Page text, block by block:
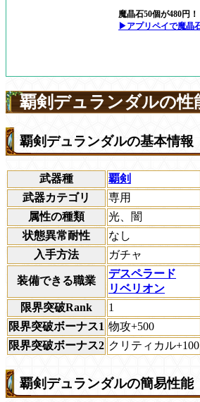
魔晶石50個が480円！
▶アプリペイで魔晶
覇剣デュランダルの性
覇剣デュランダルの基本情報
武器種
覇剣
武器カテゴリ
専用
属性の種類
光、闇
状態異常耐性
なし
入手方法
ガチャ
装備できる職業
デスペラード
リベリオン
限界突破Rank
1
限界突破ボーナス1 物攻+500
限界突破ボーナス2 クリティカル+100
覇剣デュランダルの簡易性能